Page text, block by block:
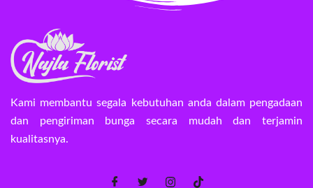
Kami membantu segala kebutuhan anda dalam pengadaan
dan pengiriman bunga secara mudah dan terjamin
kualitasnya.